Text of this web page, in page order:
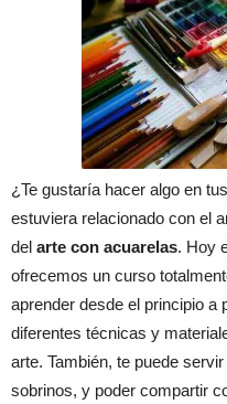
¿Te gustaría hacer algo en
estuviera relacionado con el
del arte con acuarelas. Hoy
ofrecemos un curso
aprender desde el principio a
diferentes técnicas y
arte. También, te puede
sobrinos, y poder compartir